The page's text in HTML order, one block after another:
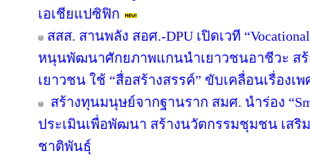
เอเชียแปซิฟิก
สสส. สานพลัง สอศ.-DPU เปิดเวที “Vocational
หนุนพัฒนาศักยภาพแกนนำเยาวชนอาชีวะ ส
เยาวชน ใช้ “สื่อสร้างสรรค์” ขับเคลื่อนเรื่องเ
สร้างทุนมนุษย์จากฐานราก สมศ. นำร่อง
ประเมินเพื่อพัฒนา สร้างนวัตกรรมชุมชน เส
ชาติพันธุ์